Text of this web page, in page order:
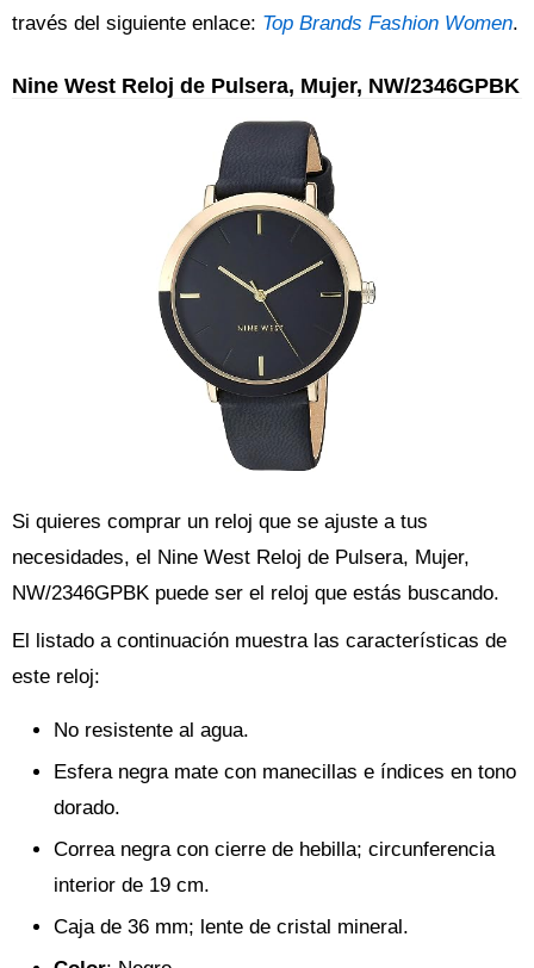
través del siguiente enlace: Top Brands Fashion Women.
Nine West Reloj de Pulsera, Mujer, NW/2346GPBK
Si quieres comprar un reloj que se ajuste a tus
necesidades, el Nine West Reloj de Pulsera, Mujer,
NW/2346GPBK puede ser el reloj que estás buscando.
El listado a continuación muestra las características de
este reloj:
No resistente al agua.
Esfera negra mate con manecillas e índices en tono
dorado.
Correa negra con cierre de hebilla; circunferencia
interior de 19 cm.
Caja de 36 mm; lente de cristal mineral.